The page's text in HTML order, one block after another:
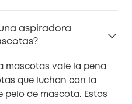
aspiradora
mascotas vale la pena
que luchan con la
de mascota. Estos